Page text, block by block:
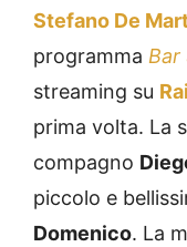
Stefano De
programma Bar
streaming su
prima volta. La
compagno
piccolo e
Domenico. La